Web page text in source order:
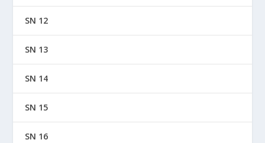
SN 12
SN 13
SN 14
SN 15
SN 16